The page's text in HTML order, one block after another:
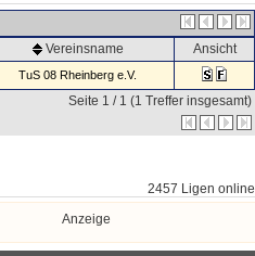
Vereinsname Ansicht
TuS 08 Rheinberg e.V.
Seite 1 / 1 (1 Treffer insgesamt)
2457 Ligen online
Anzeige